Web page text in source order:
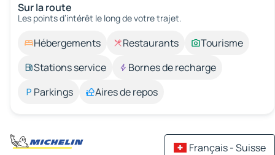
Sur la route
Les points d’intérêt le long de votre trajet.
Hébergements Restaurants
Tourisme
Stations service
Bornes de recharge
Parkings
Aires de repos
Français - Suisse